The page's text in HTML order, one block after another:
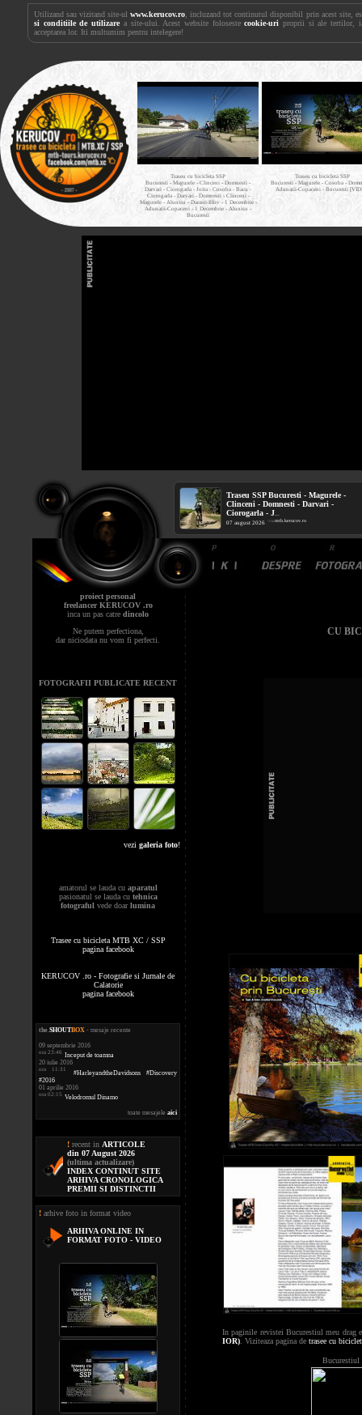
Utilizand sau vizitand site-ulwww.kerucov.ro , incluzand tot continutul disponibil prin acest site,
si conditiile de utilizare a site-ului. Acest website folosestecookie-uri proprii si ale tertilor,
acceptarea lor. Iti multumim pentru intelegere!
Traseu cu bicicleta SSP
Bucuresti - Magurele - Clinceni - Domnesti -
Darvari - Ciorogarla - Joita - Cosoba - Bacu -
Ciorogarla - Darvari - Domnesti - Clinceni -
Magurele - Alunisu - Darasti-Ilfov - 1 Decembrie -
Adunatii-Copaceni - 1 Decembrie - Alunisu -
Bucuresti
Traseu cu bicicleta SSP
Bucuresti - Magurele - Cosoba -
Adunatii-Copaceni - Bucuresti
Traseu SSP Bucuresti - Magurele -
Clinceni - Domnesti - Darvari -
Ciorogarla - J...
07 august 2026 / via mtb.kerucov.ro
proiect personal
freelancer KERUCOV .ro
inca un pas catre dincolo
Ne putem perfectiona,
dar niciodata nu vom fi perfecti.
FOTOGRAFII PUBLICATE RECENT
vezi galeria foto!
amatorul se lauda cu aparatul
pasionatul se lauda cu tehnica
fotograful vede doarlumina
Trasee cu bicicleta MTB XC / SSP
pagina facebook
KERUCOV .ro - Fotografie si Jurnale de
Calatorie
pagina facebook
the.SHOUTBOX - mesaje recente
09 septembrie 2016
ora 23:46 Inceput de toamna
20 iulie 2016
ora 11:31
#HarleyandtheDavidsons #Discovery
#2016
01 aprilie 2016
ora 02:15 Velodromul Dinamo
toate mesajele aici
! recent in ARTICOLE
din 07 August 2026
(ultima actualizare)
INDEX CONTINUT SITE
ARHIVA CRONOLOGICA
PREMII SI DISTINCTII
! arhive foto in format video
ARHIVA ONLINE IN
FORMAT FOTO - VIDEO
CU
In paginile revistei Bucurestiul meu drag
IOR) . Viziteaza pagina de trasee cu
Bucurestiul